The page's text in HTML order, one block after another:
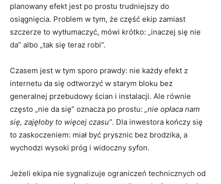
planowany efekt jest po prostu trudniejszy do
osiągnięcia. Problem w tym, że część ekip zamiast
szczerze to wytłumaczyć, mówi krótko: „inaczej się nie
da” albo „tak się teraz robi”.
Czasem jest w tym sporo prawdy: nie każdy efekt z
internetu da się odtworzyć w starym bloku bez
generalnej przebudowy ścian i instalacji. Ale równie
często „nie da się” oznacza po prostu: „nie opłaca nam
się, zajęłoby to więcej czasu”. Dla inwestora kończy się
to zaskoczeniem: miał być prysznic bez brodzika, a
wychodzi wysoki próg i widoczny syfon.
Jeżeli ekipa nie sygnalizuje ograniczeń technicznych od